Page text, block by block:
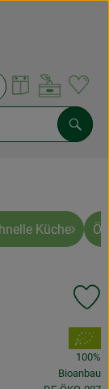
oder
Küche
, Verband:
100%
Bioanbau